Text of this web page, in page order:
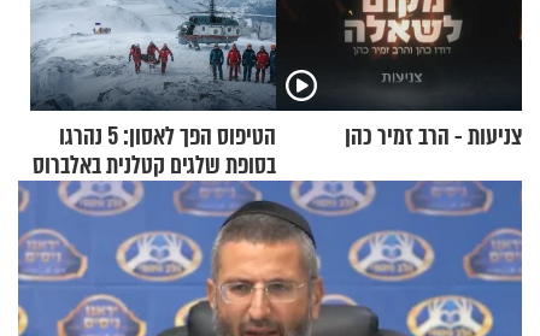
צניעות - הרב זמיר כהן
הטיפוס הפך לאסון: 5 נהרגו
בסופת שלגים קטלנית באלברוס